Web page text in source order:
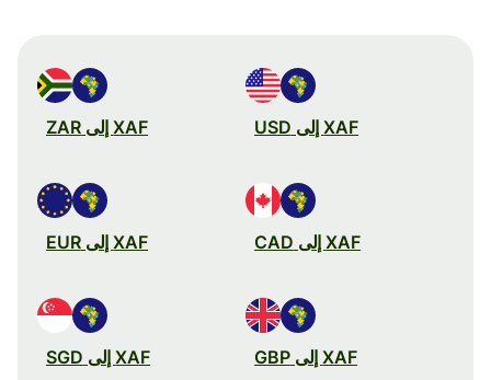
XAF إلى USD XAF إلى ZAR
XAF إلى CAD XAF إلى EUR
XAF إلى GBP XAF إلى SGD